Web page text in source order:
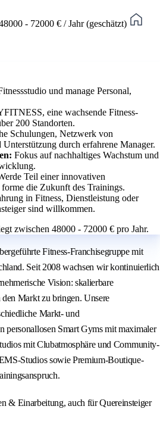
- 72000 € / Jahr (geschätzt)
und manage Personal,
eine wachsende Fitness-
200 Standorten.
Schulungen, Netzwerk von
Unterstützung durch erfahrene Manager.
Fokus auf nachhaltiges Wachstum und
Teil einer innovativen
die Zukunft des Trainings.
in Fitness, Dienstleistung oder
sind willkommen.
zwischen 48000 - 72000 € pro Jahr.
Fitness-Franchisegruppe mit
Seit 2008 wachsen wir kontinuierlich
Vision: skalierbare
Markt zu bringen. Unsere
Markt- und
personallosen Smart Gyms mit maximaler
mit Clubatmosphäre und Community-
Studios sowie Premium-Boutique-
& Einarbeitung, auch für Quereinsteiger